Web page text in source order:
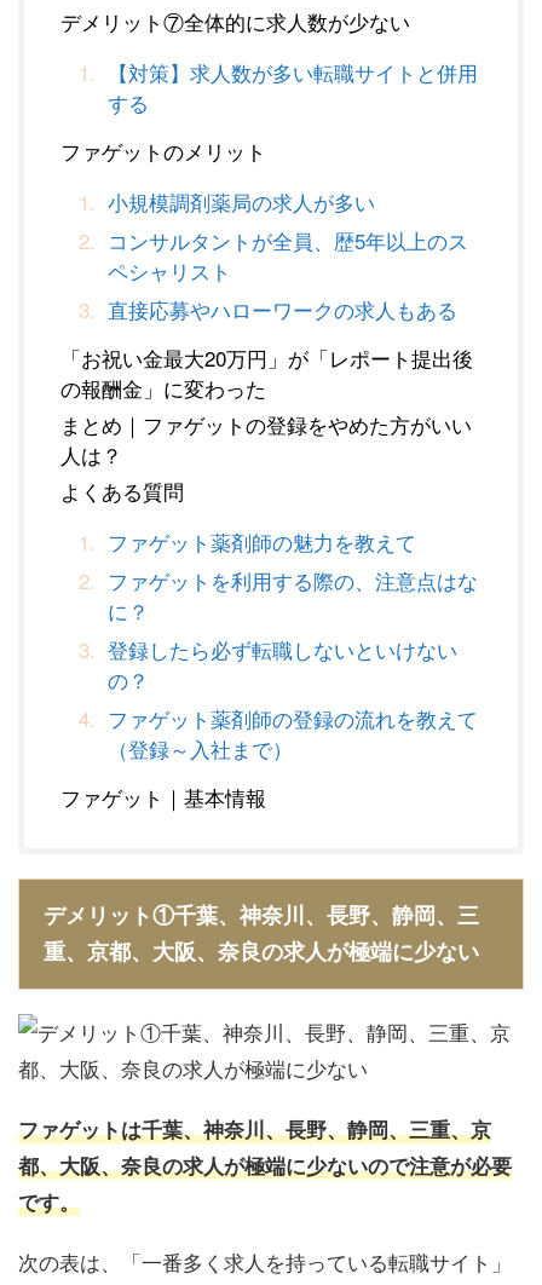
デメリット⑦全体的に求人数が少ない
【対策】求人数が多い転職サイトと併用
する
ファゲットのメリット
小規模調剤薬局の求人が多い
コンサルタントが全員、歴5年以上のス
ペシャリスト
直接応募やハローワークの求人もある
「お祝い金最大20万円」が「レポート提出後
の報酬金」に変わった
まとめ｜ファゲットの登録をやめた方がいい
人は？
よくある質問
ファゲット薬剤師の魅力を教えて
ファゲットを利用する際の、注意点はな
に？
登録したら必ず転職しないといけない
の？
ファゲット薬剤師の登録の流れを教えて
（登録～入社まで）
ファゲット｜基本情報
デメリット①千葉、神奈川、長野、静岡、三
重、京都、大阪、奈良の求人が極端に少ない
ファゲットは千葉、神奈川、長野、静岡、三重、京
都、大阪、奈良の求人が極端に少ないので注意が必要
です。
次の表は、「一番多く求人を持っている転職サイト」